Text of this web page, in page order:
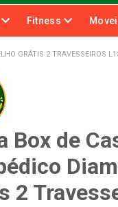
Fitness
GRÁTIS 2 TRAVESSEIROS
Box de
2